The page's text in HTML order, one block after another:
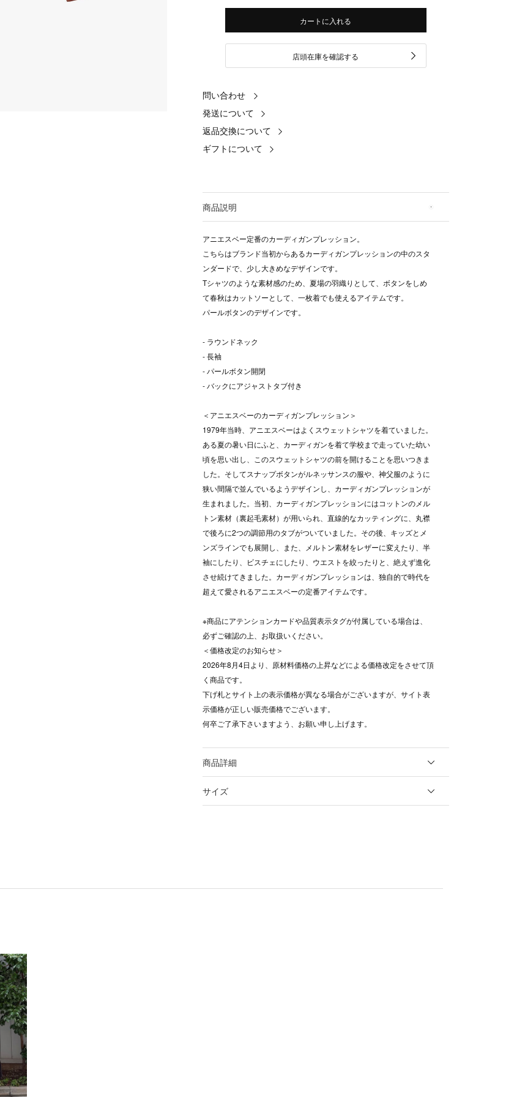
カートに入れる
店頭在庫を確認する
問い合わせ
発送について
返品交換について
ギフトについて
商品説明
アニエスベー定番のカーディガンプレッション。
こちらはブランド当初からあるカーディガンプレッションの中のスタ
ンダードで、少し大きめなデザインです。
Tシャツのような素材感のため、夏場の羽織りとして、ボタンをしめ
て春秋はカットソーとして、一枚着でも使えるアイテムです。
パールボタンのデザインです。
- ラウンドネック
- 長袖
- パールボタン開閉
- バックにアジャストタブ付き
＜アニエスベーのカーディガンプレッション＞
1979年当時、アニエスベーはよくスウェットシャツを着ていました。
ある夏の暑い日にふと、カーディガンを着て学校まで走っていた幼い
頃を思い出し、このスウェットシャツの前を開けることを思いつきま
した。そしてスナップボタンがルネッサンスの服や、神父服のように
狭い間隔で並んでいるようデザインし、カーディガンプレッションが
生まれました。当初、カーディガンプレッションにはコットンのメル
トン素材（裏起毛素材）が用いられ、直線的なカッティングに、丸襟
で後ろに2つの調節用のタブがついていました。その後、キッズとメ
ンズラインでも展開し、また、メルトン素材をレザーに変えたり、半
袖にしたり、ビスチェにしたり、ウエストを絞ったりと、絶えず進化
させ続けてきました。カーディガンプレッションは、独自的で時代を
超えて愛されるアニエスベーの定番アイテムです。
※商品にアテンションカードや品質表示タグが付属している場合は、
必ずご確認の上、お取扱いください。
＜価格改定のお知らせ＞
2026年8月4日より、原材料価格の上昇などによる価格改定をさせて頂
く商品です。
下げ札とサイト上の表示価格が異なる場合がございますが、サイト表
示価格が正しい販売価格でございます。
何卒ご了承下さいますよう、お願い申し上げます。
商品詳細
サイズ